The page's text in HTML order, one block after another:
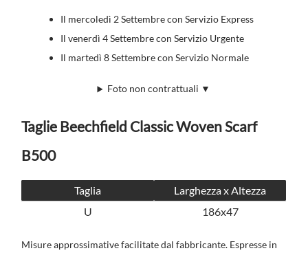
Il mercoledì 2 Settembre con Servizio Express
Il venerdì 4 Settembre con Servizio Urgente
Il martedì 8 Settembre con Servizio Normale
Foto non contrattuali ▼
Taglie Beechfield Classic Woven Scarf
B500
Taglia
Larghezza x Altezza
U
186x47
Misure approssimative facilitate dal fabbricante. Espresse in